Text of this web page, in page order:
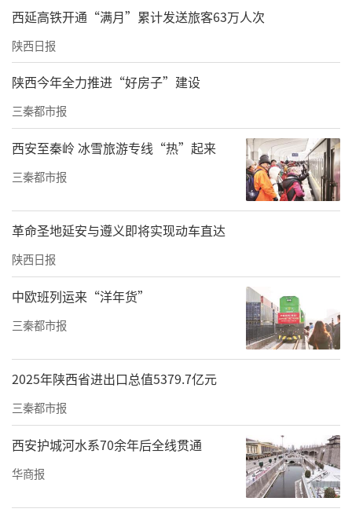
西延高铁开通“满月”累计发送旅客63万人次
陕西日报
陕西今年全力推进“好房子”建设
三秦都市报
西安至秦岭 冰雪旅游专线“热”起来
三秦都市报
革命圣地延安与遵义即将实现动车直达
陕西日报
中欧班列运来“洋年货”
三秦都市报
2025年陕西省进出口总值5379.7亿元
三秦都市报
西安护城河水系70余年后全线贯通
华商报